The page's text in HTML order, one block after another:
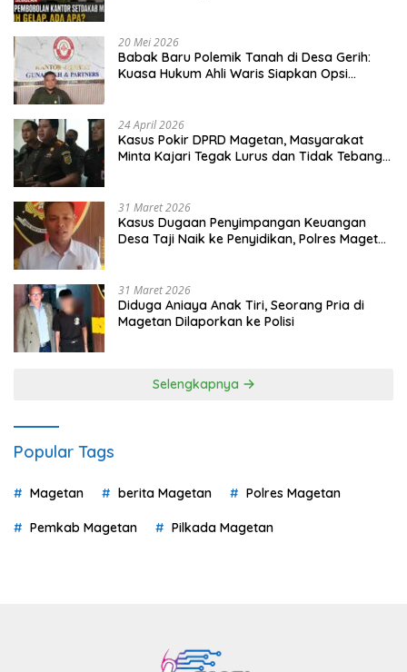
20 Mei 2026
Babak Baru Polemik Tanah di Desa Gerih:
Kuasa Hukum Ahli Waris Siapkan Opsi
24 April 2026
Kasus Pokir DPRD Magetan, Masyarakat
Minta Kajari Tegak Lurus dan Tidak Tebang
31 Maret 2026
Kasus Dugaan Penyimpangan Keuangan
Desa Taji Naik ke Penyidikan, Polres Magetan
31 Maret 2026
Diduga Aniaya Anak Tiri, Seorang Pria di
Magetan Dilaporkan ke Polisi
Selengkapnya
Popular Tags
Magetan berita Magetan Polres Magetan
Pemkab Magetan Pilkada Magetan